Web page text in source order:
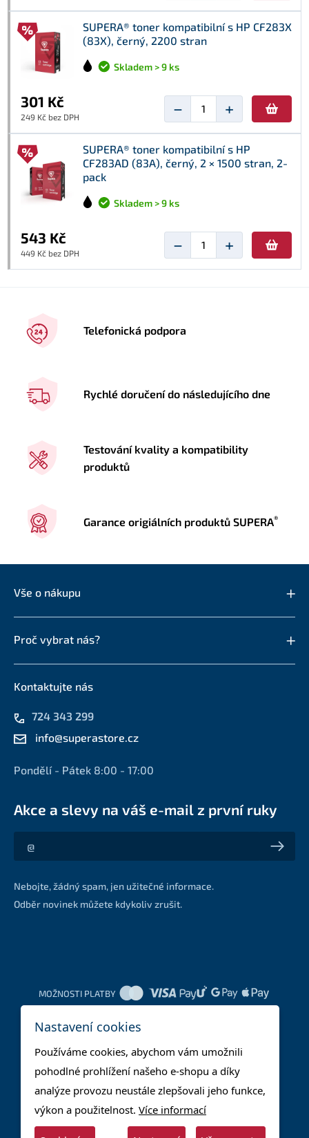
SUPERA® toner kompatibilní s HP CF283X
(83X), černý, 2200 stran
Skladem > 9 ks
301 Kč
249 Kč bez DPH − +
SUPERA® toner kompatibilní s HP
CF283AD (83A), černý, 2 × 1500 stran, 2-
pack
Skladem > 9 ks
543 Kč
449 Kč bez DPH − +
Telefonická podpora
Rychlé doručení do následujícího dne
Testování kvality a kompatibility
produktů
Garance origiálních produktů SUPERA®
Vše o nákupu
Proč vybrat nás?
Kontaktujte nás
724 343 299
info@superastore.cz
Pondělí - Pátek 8:00 - 17:00
Akce a slevy na váš e-mail z první ruky
Akce a slevy na váš e-mail z první ruky
Nebojte, žádný spam, jen užitečné informace.
Odběr novinek můžete kdykoliv zrušit.
MOŽNOSTI PLATBY
Nastavení cookies
Používáme cookies, abychom vám umožnili
pohodlné prohlížení našeho e-shopu a díky
analýze provozu neustále zlepšovali jeho funkce,
výkon a použitelnost. Více informací